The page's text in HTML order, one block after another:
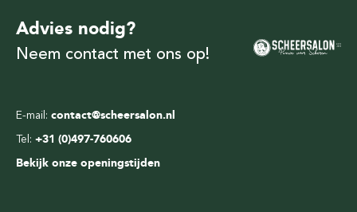
E-mail: contact@scheersalon.nl
Tel: +31 (0)497-760606
Bekijk onze openingstijden
Advies nodig?
Neem contact met ons op!